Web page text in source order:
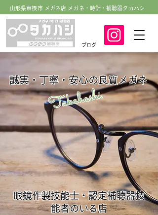
ブログ
山形県東根市 メガネ店 メガネ・時計・補聴器タカハシ
誠実・丁寧・安心の良質メガネ
Takahashi
眼鏡作製技能士・認定補聴器技
能者のいる店